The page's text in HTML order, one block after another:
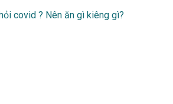
covid ? Nên ăn gì kiêng gì?